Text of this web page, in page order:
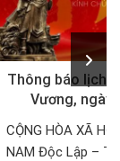
Thông báo lịch
Vương, ngày
1/5/
CỘNG HÒA XÃ
NAM Độc Lập –